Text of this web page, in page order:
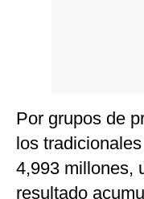
Por grupos de
los
4,993 millones,
resultado